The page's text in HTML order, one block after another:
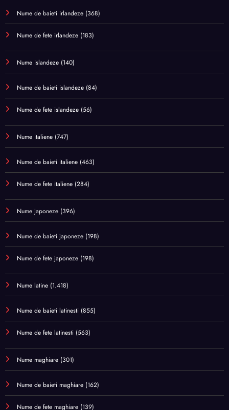
Nume de baieti irlandeze (368)
Nume de fete irlandeze (183)
Nume islandeze (140)
Nume de baieti islandeze (84)
Nume de fete islandeze (56)
Nume italiene (747)
Nume de baieti italiene (463)
Nume de fete italiene (284)
Nume japoneze (396)
Nume de baieti japoneze (198)
Nume de fete japoneze (198)
Nume latine (1.418)
Nume de baieti latinesti (855)
Nume de fete latinesti (563)
Nume maghiare (301)
Nume de baieti maghiare (162)
Nume de fete maghiare (139)